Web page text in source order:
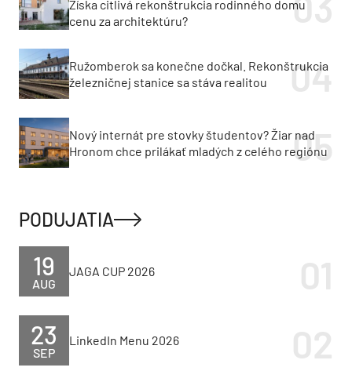
Získa citlivá rekonštrukcia rodinného domu
cenu za architektúru?
Ružomberok sa konečne dočkal. Rekonštrukcia
železničnej stanice sa stáva realitou
Nový internát pre stovky študentov? Žiar nad
Hronom chce prilákať mladých z celého regiónu
PODUJATIA
AUG
19 JAGA CUP 2026
SEP
23 LinkedIn Menu 2026